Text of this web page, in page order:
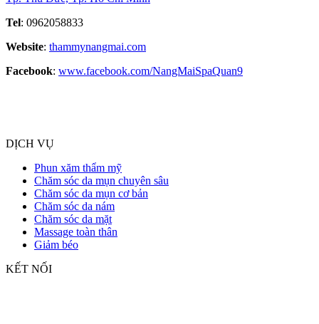
Tel: 0962058833
Website: thammynangmai.com
Facebook: www.facebook.com/NangMaiSpaQuan9
DỊCH VỤ
Phun xăm thẩm mỹ
Chăm sóc da mụn chuyên sâu
Chăm sóc da mụn cơ bản
Chăm sóc da nám
Chăm sóc da mặt
Massage toàn thân
Giảm béo
KẾT NỐI